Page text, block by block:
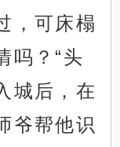
，可床榻
吗？“头
城后，在
爷帮他识